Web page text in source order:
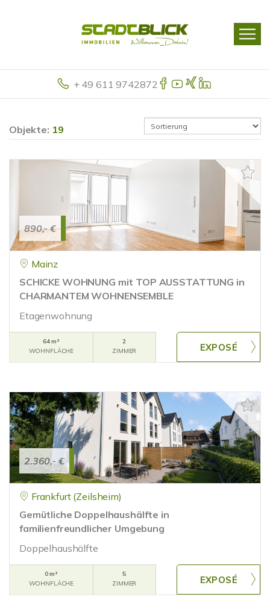
+ 49 611 9742872
Objekte: 19
890,- €
Mainz
SCHICKE WOHNUNG mit TOP AUSSTATTUNG in
CHARMANTEM WOHNENSEMBLE
Etagenwohnung
64 m²
WOHNFLÄCHE
2
ZIMMER
2.360,- €
Frankfurt (Zeilsheim)
Gemütliche Doppelhaushälfte in
familienfreundlicher Umgebung
Doppelhaushälfte
0 m²
WOHNFLÄCHE
5
ZIMMER